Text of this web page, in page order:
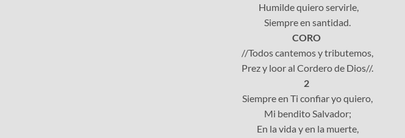
Humilde quiero servirle,
Siempre en santidad.
CORO
//Todos cantemos y tributemos,
Prez y loor al Cordero de Dios//.
2
Siempre en Ti confiar yo quiero,
Mi bendito Salvador;
En la vida y en la muerte,